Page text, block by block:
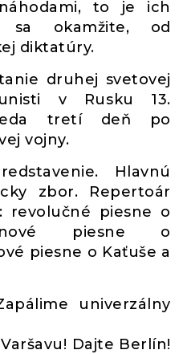
to je ich
sa okamžite, od
diktatúry.
druhej svetovej
v Rusku 13.
tretí deň po
vojny.
Hlavnú
zbor. Repertoár
revolučné piesne o
piesne o
piesne o Kaťuše a
univerzálny
Dajte Berlín!